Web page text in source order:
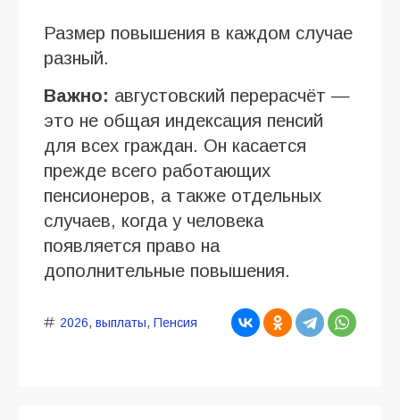
Размер повышения в каждом случае
разный.
Важно: августовский перерасчёт —
это не общая индексация пенсий
для всех граждан. Он касается
прежде всего работающих
пенсионеров, а также отдельных
случаев, когда у человека
появляется право на
дополнительные повышения.
2026, выплаты, Пенсия